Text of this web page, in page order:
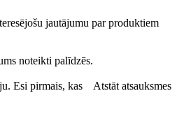
jautājumu par produktiem
noteikti palīdzēs.
Atstāt atsauksmes
Esi pirmais, kas